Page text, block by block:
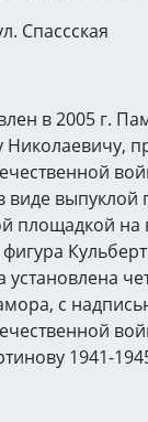
Спассская
в 2005 г.
Николаевичу,
виде
площадкой
с
1941-